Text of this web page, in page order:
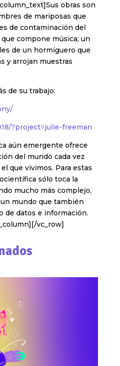
obras son
de mariposas que
de contaminación del
compone música; un
de un hormiguero que
y arrojan muestras
de su trabajo:
?project=julie-freeman
aún emergente ofrece
del mundo cada vez
que vivimos. Para estas
sólo toca la
mucho más complejo,
mundo que también
de datos e información.
vc_row]